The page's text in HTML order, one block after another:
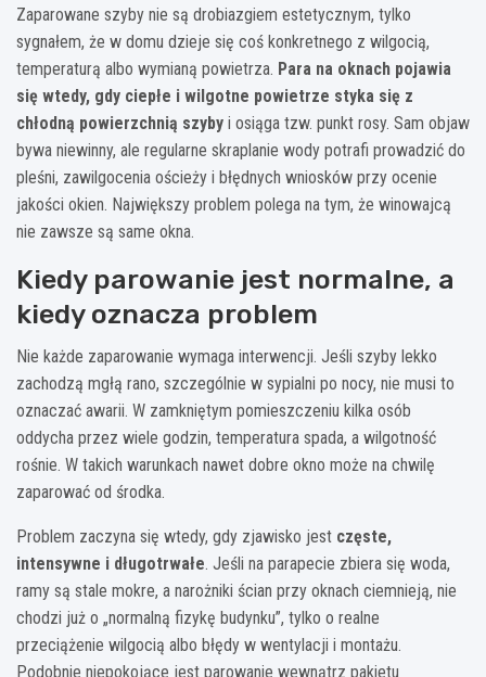
Zaparowane szyby nie są drobiazgiem estetycznym, tylko
sygnałem, że w domu dzieje się coś konkretnego z wilgocią,
temperaturą albo wymianą powietrza. Para na oknach pojawia
się wtedy, gdy ciepłe i wilgotne powietrze styka się z
chłodną powierzchnią szyby i osiąga tzw. punkt rosy. Sam objaw
bywa niewinny, ale regularne skraplanie wody potrafi prowadzić do
pleśni, zawilgocenia ościeży i błędnych wniosków przy ocenie
jakości okien. Największy problem polega na tym, że winowajcą
nie zawsze są same okna.
Kiedy parowanie jest normalne, a
kiedy oznacza problem
Nie każde zaparowanie wymaga interwencji. Jeśli szyby lekko
zachodzą mgłą rano, szczególnie w sypialni po nocy, nie musi to
oznaczać awarii. W zamkniętym pomieszczeniu kilka osób
oddycha przez wiele godzin, temperatura spada, a wilgotność
rośnie. W takich warunkach nawet dobre okno może na chwilę
zaparować od środka.
Problem zaczyna się wtedy, gdy zjawisko jest częste,
intensywne i długotrwałe. Jeśli na parapecie zbiera się woda,
ramy są stale mokre, a narożniki ścian przy oknach ciemnieją, nie
chodzi już o „normalną fizykę budynku”, tylko o realne
przeciążenie wilgocią albo błędy w wentylacji i montażu.
Podobnie niepokojące jest parowanie wewnątrz pakietu